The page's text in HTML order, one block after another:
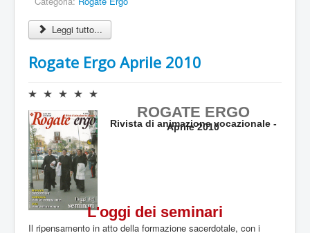
/
Leggi tutto...
Rogate Ergo Aprile 2010
V
a
l
u
t
a
z
i
o
n
ROGATE ERGO
Rivista di animazione vocazionale -
Aprile 2010
L'oggi dei seminari
Il ripensamento in atto della formazione sacerdotale, con i